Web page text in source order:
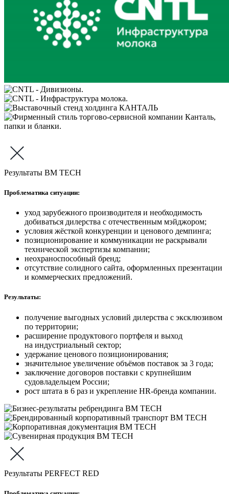
Результаты BM TECH
Проблематика ситуации:
уход зарубежного производителя и необходимость
добиваться дилерства с отечественным мэйджором;
условия жёсткой конкуренции и ценового демпинга;
позиционирование и коммуникации не раскрывали
технической экспертизы компании;
неохраноспособный бренд;
отсутствие солидного сайта, оформленных презентации
и коммерческих предложений.
Результаты:
получение выгодных условий дилерства с эксклюзивом
по территории;
расширение продуктового портфеля и выход
на индустриальный сектор;
удержание ценового позиционирования;
значительное увеличение объёмов поставок за 3 года;
заключение договоров поставки с крупнейшим
судовладельцем России;
рост штата в 6 раз и укрепление HR-бренда компании.
Результаты PERFECT RED